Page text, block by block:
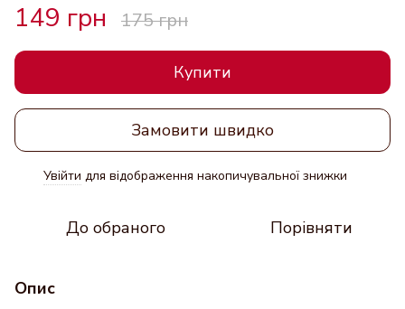
149 грн 175 грн
Купити
Замовити швидко
Увійти для відображення накопичувальної знижки
До обраного Порівняти
Опис